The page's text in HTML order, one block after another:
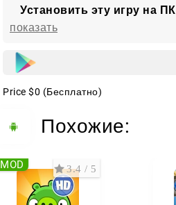
Установить эту игру на ПК
показать
Price $0 (Бесплатно)
Похожие:
3.4 / 5
MOD